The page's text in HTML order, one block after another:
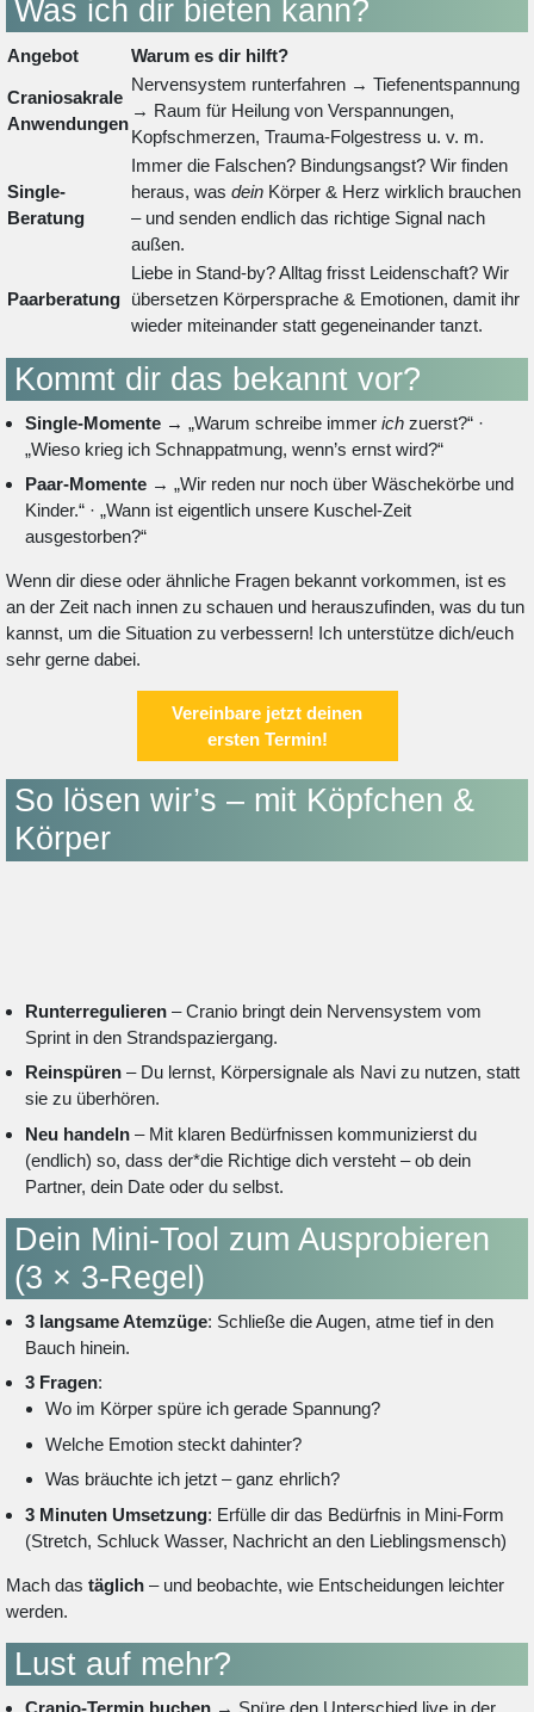
Was ich dir bieten kann?
Angebot Warum es dir hilft?
Craniosakrale
Anwendungen
Nervensystem runterfahren → Tiefenentspannung
→ Raum für Heilung von Verspannungen,
Kopfschmerzen, Trauma-Folgestress u. v. m.
Single-
Beratung
Immer die Falschen? Bindungsangst? Wir finden
heraus, was dein Körper & Herz wirklich brauchen
– und senden endlich das richtige Signal nach
außen.
Paarberatung
Liebe in Stand-by? Alltag frisst Leidenschaft? Wir
übersetzen Körpersprache & Emotionen, damit ihr
wieder miteinander statt gegeneinander tanzt.
Kommt dir das bekannt vor?
Single-Momente → „Warum schreibe immerich zuerst?“ ·
„Wieso krieg ich Schnappatmung, wenn’s ernst wird?“
Paar-Momente → „Wir reden nur noch über Wäschekörbe und
Kinder.“ · „Wann ist eigentlich unsere Kuschel-Zeit
ausgestorben?“
Wenn dir diese oder ähnliche Fragen bekannt vorkommen, ist es
an der Zeit nach innen zu schauen und herauszufinden, was du tun
kannst, um die Situation zu verbessern! Ich unterstütze dich/euch
sehr gerne dabei.
Vereinbare jetzt deinen
ersten Termin!
So lösen wir’s – mit Köpfchen &
Körper
Runterregulieren – Cranio bringt dein Nervensystem vom
Sprint in den Strandspaziergang.
Reinspüren – Du lernst, Körpersignale als Navi zu nutzen, statt
sie zu überhören.
Neu handeln – Mit klaren Bedürfnissen kommunizierst du
(endlich) so, dass der*die Richtige dich versteht – ob dein
Partner, dein Date oder du selbst.
Dein Mini-Tool zum Ausprobieren
(3 × 3-Regel)
3 langsame Atemzüge: Schließe die Augen, atme tief in den
Bauch hinein.
3 Fragen:
Wo im Körper spüre ich gerade Spannung?
Welche Emotion steckt dahinter?
Was bräuchte ich jetzt – ganz ehrlich?
3 Minuten Umsetzung: Erfülle dir das Bedürfnis in Mini-Form
(Stretch, Schluck Wasser, Nachricht an den Lieblingsmensch)
Mach das täglich – und beobachte, wie Entscheidungen leichter
werden.
Lust auf mehr?
Cranio-Termin buchen → Spüre den Unterschied live in der